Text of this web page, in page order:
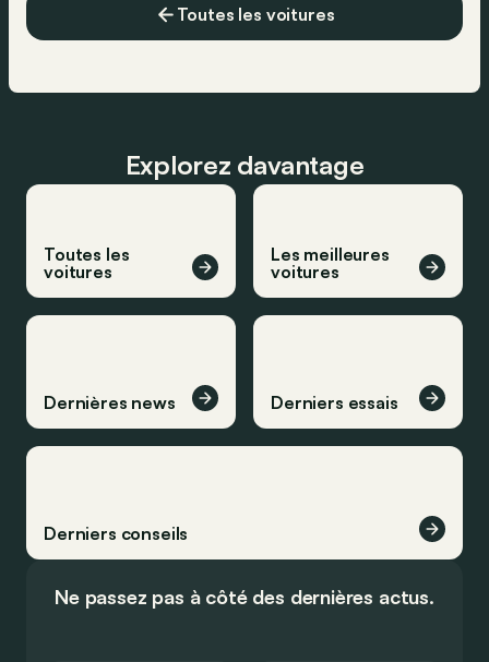
Toutes les voitures
Explorez davantage
Toutes les
voitures
Les meilleures
voitures
Dernières news Derniers essais
Derniers conseils
Ne passez pas à côté des dernières actus.